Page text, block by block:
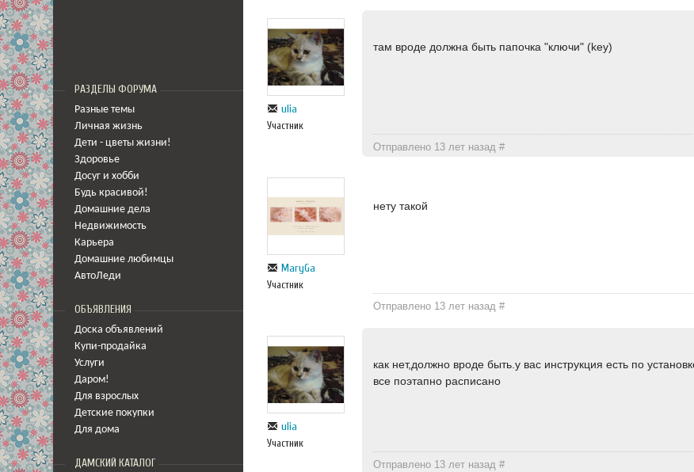
РАЗДЕЛЫ ФОРУМА
Разные темы
Личная жизнь
Дети - цветы жизни!
Здоровье
Досуг и хобби
Будь красивой!
Домашние дела
Недвижимость
Карьера
Домашние любимцы
АвтоЛеди
ОБЪЯВЛЕНИЯ
Доска объявлений
Купи-продайка
Услуги
Даром!
Для взрослых
Детские покупки
Для дома
ДАМСКИЙ КАТАЛОГ
ulia
Участник
там вроде должна быть папочка "ключи" (key)
Отправлено 13 лет назад#
MaryGa
Участник
нету такой
Отправлено 13 лет назад#
ulia
Участник
как нет,должно вроде быть.у вас инструкция есть по
все поэтапно расписано
Отправлено 13 лет назад#